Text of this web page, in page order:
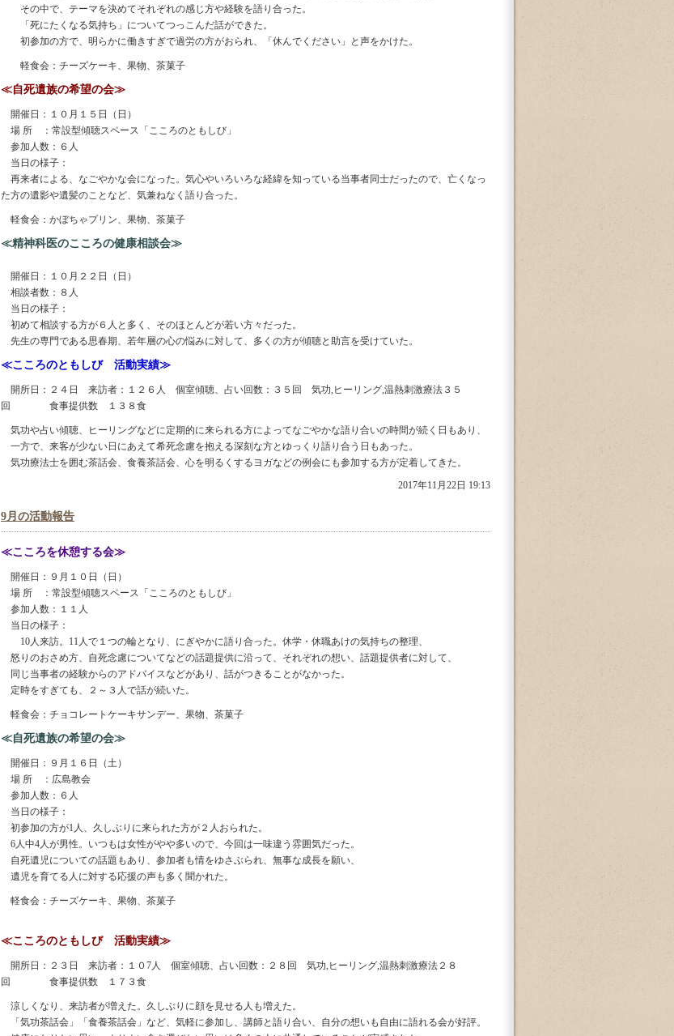
その中で、テーマを決めてそれぞれの感じ方や経験を語り合った。
「死にたくなる気持ち」についてつっこんだ話ができた。
初参加の方で、明らかに働きすぎで過労の方がおられ、「休んでください」と声をかけた。
軽食会：チーズケーキ、果物、茶菓子
≪自死遺族の希望の会≫
開催日：１０月１５日（日）
場 所 ：常設型傾聴スペース「こころのともしび」
参加人数：６人
当日の様子：
再来者による、なごやかな会になった。気心やいろいろな経緯を知っている当事者同士だったので、亡くなっ
た方の遺影や遺髪のことなど、気兼ねなく語り合った。
軽食会：かぼちゃプリン、果物、茶菓子
≪精神科医のこころの健康相談会≫
開催日：１０月２２日（日）
相談者数：８人
当日の様子：
初めて相談する方が６人と多く、そのほとんどが若い方々だった。
先生の専門である思春期、若年層の心の悩みに対して、多くの方が傾聴と助言を受けていた。
≪こころのともしび 活動実績≫
開所日：２４日 来訪者：１２６人 個室傾聴、占い回数：３５回 気功,ヒーリング,温熱刺激療法３５
回 食事提供数 １３８食
気功や占い傾聴、ヒーリングなどに定期的に来られる方によってなごやかな語り合いの時間が続く日もあり、
一方で、来客が少ない日にあえて希死念慮を抱える深刻な方とゆっくり語り合う日もあった。
気功療法士を囲む茶話会、食養茶話会、心を明るくするヨガなどの例会にも参加する方が定着してきた。
2017年11月22日 19:13
9月の活動報告
≪こころを休憩する会≫
開催日：９月１０日（日）
場 所 ：常設型傾聴スペース「こころのともしび」
参加人数：１１人
当日の様子：
10人来訪。11人で１つの輪となり、にぎやかに語り合った。休学・休職あけの気持ちの整理、
怒りのおさめ方、自死念慮についてなどの話題提供に沿って、それぞれの想い、話題提供者に対して、
同じ当事者の経験からのアドバイスなどがあり、話がつきることがなかった。
定時をすぎても、２～３人で話が続いた。
軽食会：チョコレートケーキサンデー、果物、茶菓子
≪自死遺族の希望の会≫
開催日：９月１６日（土）
場 所 ：広島教会
参加人数：６人
当日の様子：
初参加の方が1人、久しぶりに来られた方が２人おられた。
6人中4人が男性。いつもは女性がやや多いので、今回は一味違う雰囲気だった。
自死遺児についての話題もあり、参加者も情をゆさぶられ、無事な成長を願い、
遺児を育てる人に対する応援の声も多く聞かれた。
軽食会：チーズケーキ、果物、茶菓子
≪こころのともしび 活動実績≫
開所日：２３日 来訪者：１０7人 個室傾聴、占い回数：２８回 気功,ヒーリング,温熱刺激療法２８
回 食事提供数 １７３食
涼しくなり、来訪者が増えた。久しぶりに顔を見せる人も増えた。
「気功茶話会」「食養茶話会」など、気軽に参加し、講師と語り合い、自分の想いも自由に語れる会が好評。